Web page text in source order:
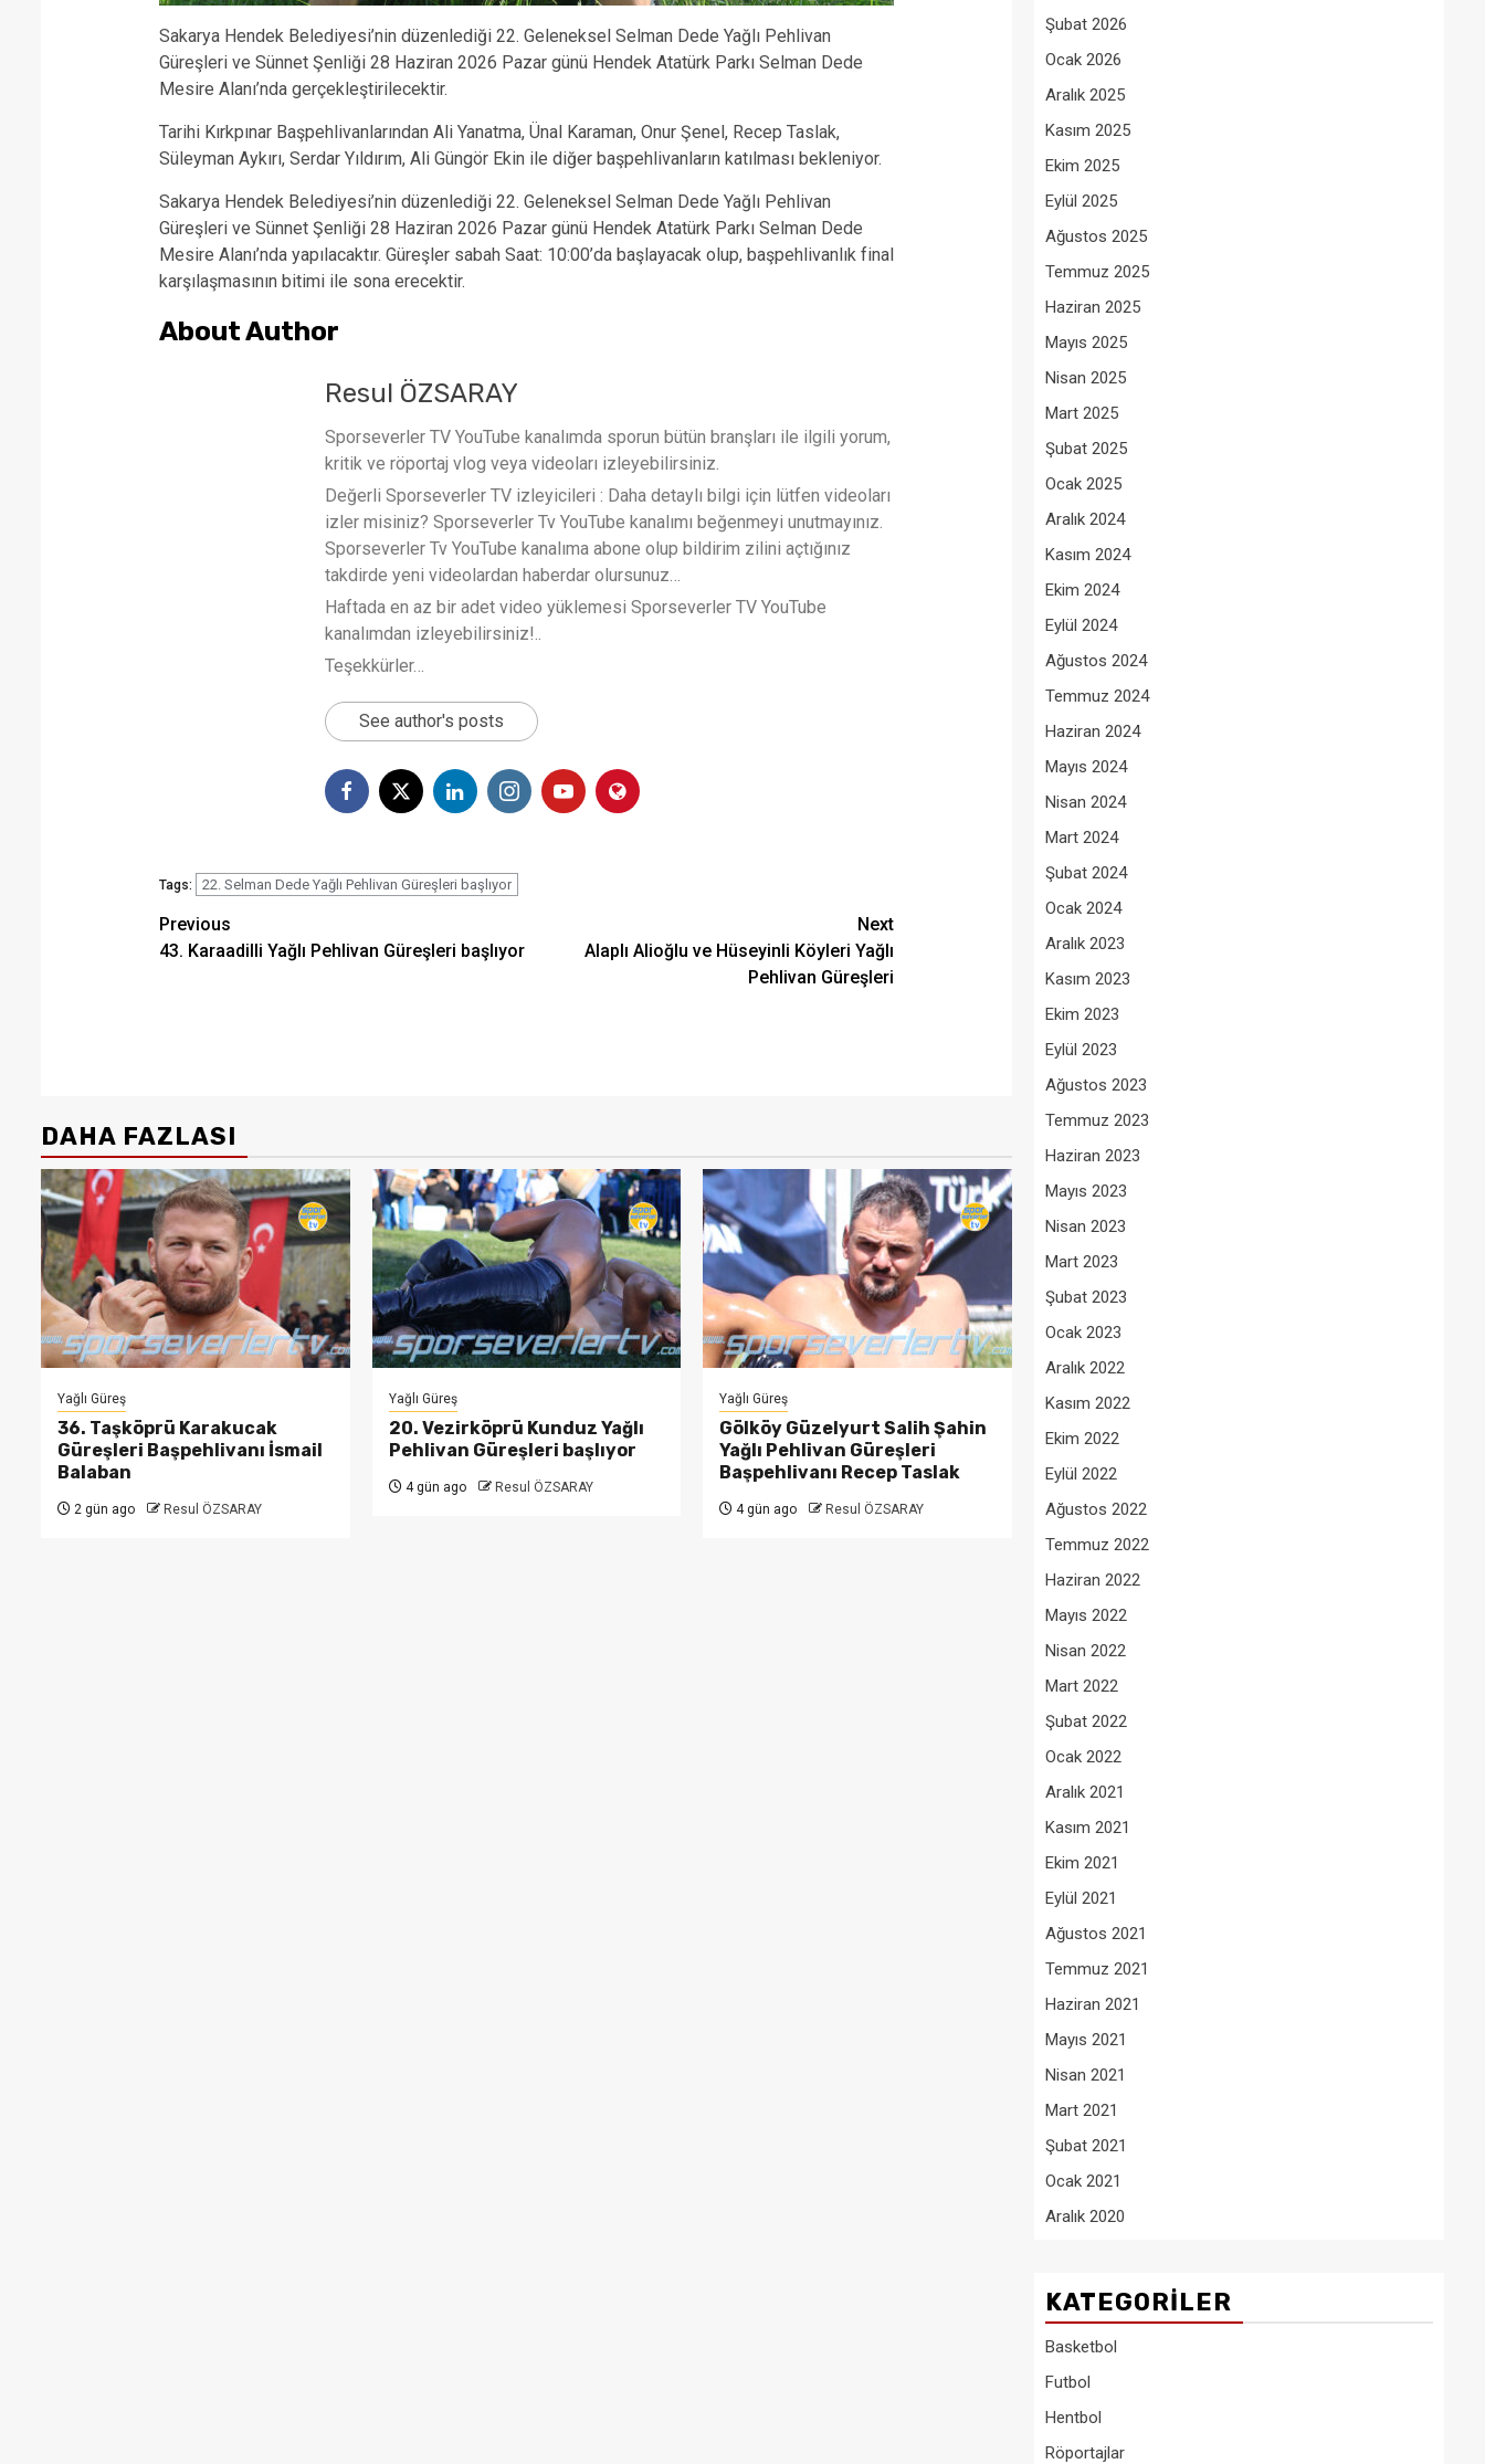
Sakarya Hendek Belediyesi’nin düzenlediği 22. Geleneksel Selman Dede Yağlı Pehlivan
Güreşleri ve Sünnet Şenliği 28 Haziran 2026 Pazar günü Hendek Atatürk Parkı Selman Dede
Mesire Alanı’nda gerçekleştirilecektir.
Tarihi Kırkpınar Başpehlivanlarından Ali Yanatma, Ünal Karaman, Onur Şenel, Recep Taslak,
Süleyman Aykırı, Serdar Yıldırım, Ali Güngör Ekin ile diğer başpehlivanların katılması bekleniyor.
Sakarya Hendek Belediyesi’nin düzenlediği 22. Geleneksel Selman Dede Yağlı Pehlivan
Güreşleri ve Sünnet Şenliği 28 Haziran 2026 Pazar günü Hendek Atatürk Parkı Selman Dede
Mesire Alanı’nda yapılacaktır. Güreşler sabah Saat: 10:00’da başlayacak olup, başpehlivanlık final
karşılaşmasının bitimi ile sona erecektir.
About Author
Resul ÖZSARAY
Sporseverler TV YouTube kanalımda sporun bütün branşları ile ilgili yorum,
kritik ve röportaj vlog veya videoları izleyebilirsiniz.
Değerli Sporseverler TV izleyicileri : Daha detaylı bilgi için lütfen videoları
izler misiniz? Sporseverler Tv YouTube kanalımı beğenmeyi unutmayınız.
Sporseverler Tv YouTube kanalıma abone olup bildirim zilini açtığınız
takdirde yeni videolardan haberdar olursunuz…
Haftada en az bir adet video yüklemesi Sporseverler TV YouTube
kanalımdan izleyebilirsiniz!..
Teşekkürler…
See author's posts
Tags: 22. Selman Dede Yağlı Pehlivan Güreşleri başlıyor
Post
navigation
Previous
43. Karaadilli Yağlı Pehlivan Güreşleri başlıyor
Next
Alaplı Alioğlu ve Hüseyinli Köyleri Yağlı
Pehlivan Güreşleri
DAHA FAZLASI
Yağlı Güreş
36. Taşköprü Karakucak
Güreşleri Başpehlivanı İsmail
Balaban
2 gün ago Resul ÖZSARAY
Yağlı Güreş
20. Vezirköprü Kunduz Yağlı
Pehlivan Güreşleri başlıyor
4 gün ago Resul ÖZSARAY
Yağlı Güreş
Gölköy Güzelyurt Salih Şahin
Yağlı Pehlivan Güreşleri
Başpehlivanı Recep Taslak
4 gün ago Resul ÖZSARAY
Şubat 2026
Ocak 2026
Aralık 2025
Kasım 2025
Ekim 2025
Eylül 2025
Ağustos 2025
Temmuz 2025
Haziran 2025
Mayıs 2025
Nisan 2025
Mart 2025
Şubat 2025
Ocak 2025
Aralık 2024
Kasım 2024
Ekim 2024
Eylül 2024
Ağustos 2024
Temmuz 2024
Haziran 2024
Mayıs 2024
Nisan 2024
Mart 2024
Şubat 2024
Ocak 2024
Aralık 2023
Kasım 2023
Ekim 2023
Eylül 2023
Ağustos 2023
Temmuz 2023
Haziran 2023
Mayıs 2023
Nisan 2023
Mart 2023
Şubat 2023
Ocak 2023
Aralık 2022
Kasım 2022
Ekim 2022
Eylül 2022
Ağustos 2022
Temmuz 2022
Haziran 2022
Mayıs 2022
Nisan 2022
Mart 2022
Şubat 2022
Ocak 2022
Aralık 2021
Kasım 2021
Ekim 2021
Eylül 2021
Ağustos 2021
Temmuz 2021
Haziran 2021
Mayıs 2021
Nisan 2021
Mart 2021
Şubat 2021
Ocak 2021
Aralık 2020
KATEGORILER
Basketbol
Futbol
Hentbol
Röportajlar